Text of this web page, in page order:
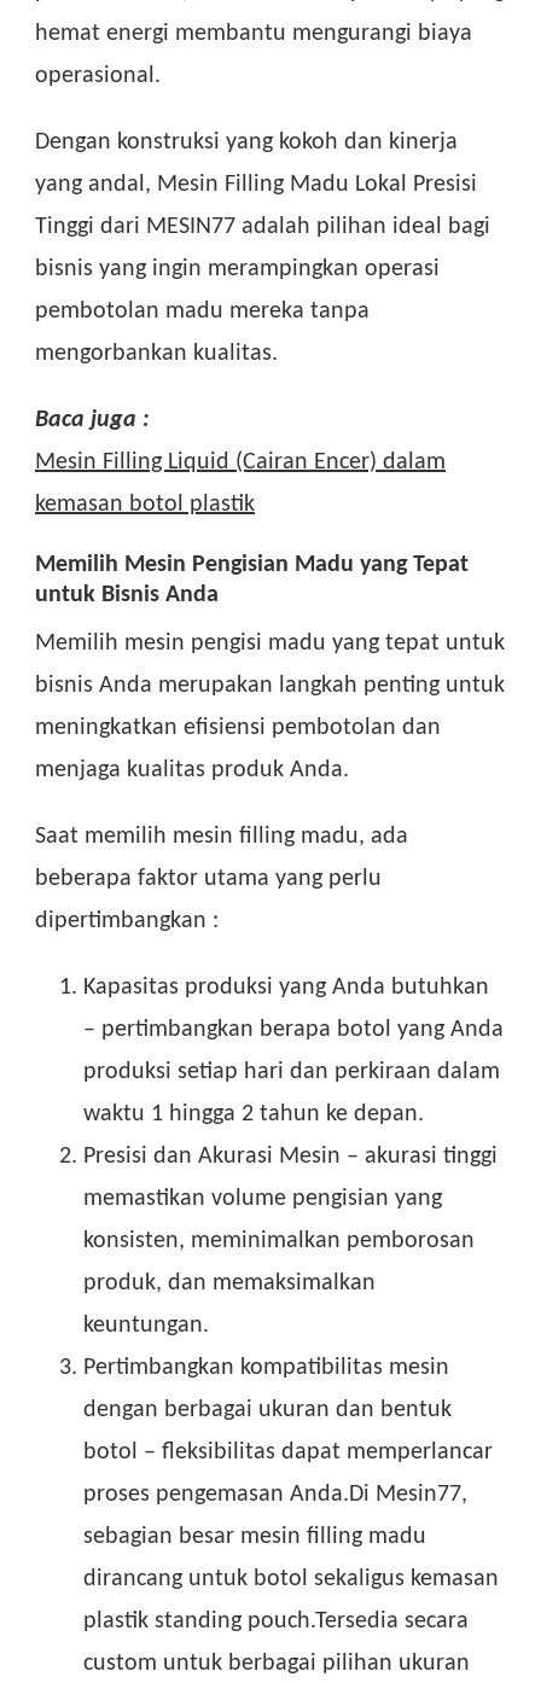
hemat energi membantu mengurangi biaya
operasional.
Dengan konstruksi yang kokoh dan kinerja
yang andal, Mesin Filling Madu Lokal Presisi
Tinggi dari MESIN77 adalah pilihan ideal bagi
bisnis yang ingin merampingkan operasi
pembotolan madu mereka tanpa
mengorbankan kualitas.
Baca juga :
Mesin Filling Liquid (Cairan Encer) dalam
kemasan botol plastik
Memilih Mesin Pengisian Madu yang Tepat
untuk Bisnis Anda
Memilih mesin pengisi madu yang tepat untuk
bisnis Anda merupakan langkah penting untuk
meningkatkan efisiensi pembotolan dan
menjaga kualitas produk Anda.
Saat memilih mesin filling madu, ada
beberapa faktor utama yang perlu
dipertimbangkan :
Kapasitas produksi yang Anda butuhkan
– pertimbangkan berapa botol yang Anda
produksi setiap hari dan perkiraan dalam
waktu 1 hingga 2 tahun ke depan.
Presisi dan Akurasi Mesin – akurasi tinggi
memastikan volume pengisian yang
konsisten, meminimalkan pemborosan
produk, dan memaksimalkan
keuntungan.
Pertimbangkan kompatibilitas mesin
dengan berbagai ukuran dan bentuk
botol – fleksibilitas dapat memperlancar
proses pengemasan Anda.Di Mesin77,
sebagian besar mesin filling madu
dirancang untuk botol sekaligus kemasan
plastik standing pouch.Tersedia secara
custom untuk berbagai pilihan ukuran